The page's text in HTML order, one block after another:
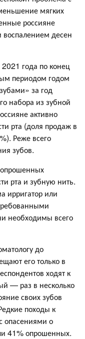
мягких
россияне
воспалением десен
года по конец
периодом годом
за год
набора из зубной
активно
рта (доля продаж в
Реже всего
зубов.
опрошенных
рта и зубную нить.
ирригатор или
необходимы всего
до
его только в
ходят к
— раз в несколько
своих зубов
походы к
опасениями о
41% опрошенных.